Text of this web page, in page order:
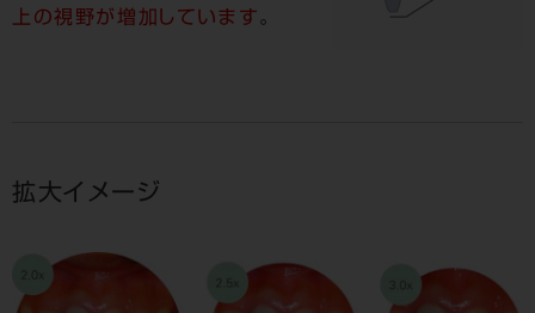
上の視野が増加しています。
拡大イメージ